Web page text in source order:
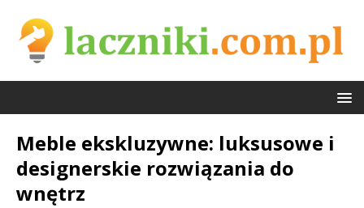
Meble ekskluzywne: luksusowe i
designerskie rozwiązania do
wnętrz